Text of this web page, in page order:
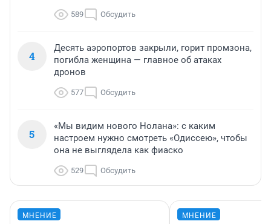
589 Обсудить
4
Десять аэропортов закрыли, горит промзона,
погибла женщина — главное об атаках
дронов
577 Обсудить
5
«Мы видим нового Нолана»: с каким
настроем нужно смотреть «Одиссею», чтобы
она не выглядела как фиаско
529 Обсудить
МНЕНИЕ МНЕНИЕ